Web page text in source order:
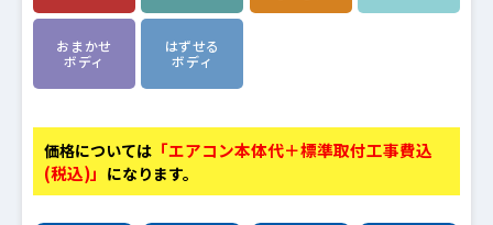
おまかせ
ボディ
はずせる
ボディ
価格については 「エアコン本体代＋標準取付工事費込
(税込)」 になります。